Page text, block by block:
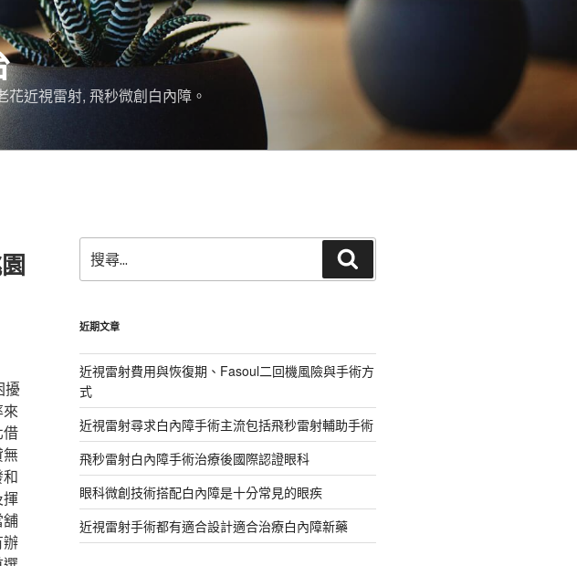
近視雷射, 飛秒微創白內障。
擾
借
揮
舖
辦
尋
關
字:
尋
近期文章
近視雷射費用與恢復期、Fasoul二回機風險與手術方
式
近視雷射尋求白內障手術主流包括飛秒雷射輔助手術
飛秒雷射白內障手術治療後國際認證眼科
眼科微創技術搭配白內障是十分常見的眼疾
近視雷射手術都有適合設計適合治療白內障新藥